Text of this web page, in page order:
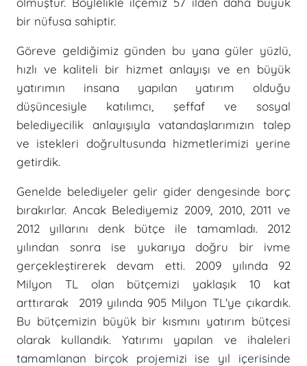
bir nüfusa sahiptir.
Göreve geldiğimiz günden bu yana güler yüzlü,
hızlı ve kaliteli bir hizmet anlayışı ve en büyük
yatırımın insana yapılan yatırım olduğu
düşüncesiyle katılımcı, şeffaf ve sosyal
belediyecilik anlayışıyla vatandaşlarımızın talep
ve istekleri doğrultusunda hizmetlerimizi yerine
getirdik.
Genelde belediyeler gelir gider dengesinde borç
bırakırlar. Ancak Belediyemiz 2009, 2010, 2011 ve
2012 yıllarını denk bütçe ile tamamladı. 2012
yılından sonra ise yukarıya doğru bir ivme
gerçekleştirerek devam etti. 2009 yılında 92
Milyon TL olan bütçemizi yaklaşık 10 kat
arttırarak 2019 yılında 905 Milyon TL'ye çıkardık.
Bu bütçemizin büyük bir kısmını yatırım bütçesi
olarak kullandık. Yatırımı yapılan ve ihaleleri
tamamlanan birçok projemizi ise yıl içerisinde